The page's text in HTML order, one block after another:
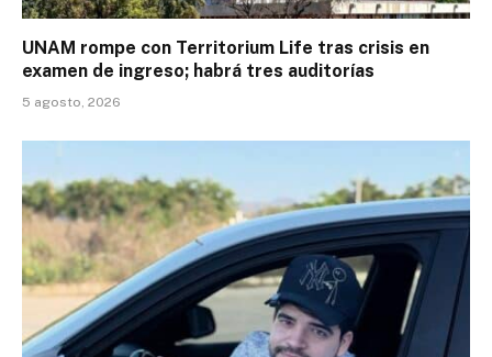
UNAM rompe con Territorium Life tras crisis en
examen de ingreso; habrá tres auditorías
5 agosto, 2026